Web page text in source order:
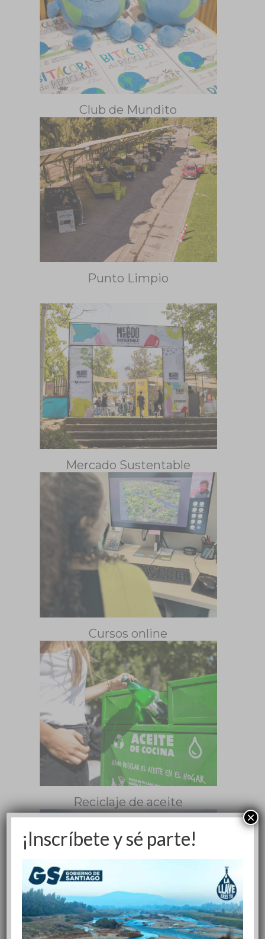
Club de Mundito
Punto Limpio
Mercado Sustentable
Cursos online
Reciclaje de aceite
¡Inscríbete y sé parte!
×